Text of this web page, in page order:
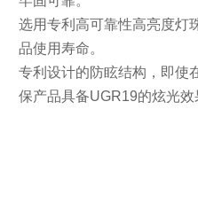
选用专利高可靠性高亮度灯
品使用寿命。
专利设计的防眩结构，即使
保产品具备UGR19的炫光效